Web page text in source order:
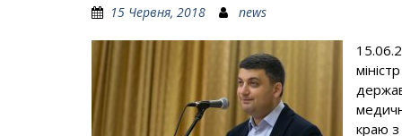
15 Червня, 2018 news
краю